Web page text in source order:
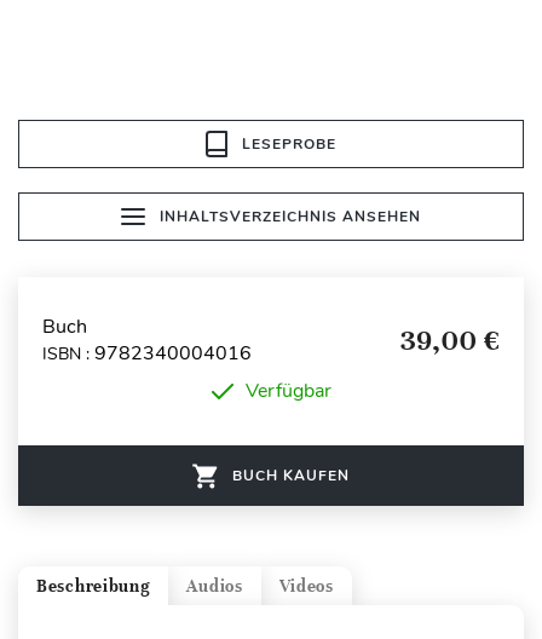
LESEPROBE
INHALTSVERZEICHNIS ANSEHEN
Buch
ISBN : 9782340004016 39,00 €
Verfügbar
BUCH KAUFEN
Videos
Audios
Beschreibung